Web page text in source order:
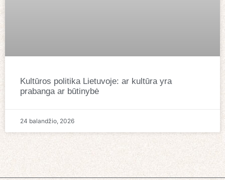
Kultūros politika Lietuvoje: ar kultūra yra
prabanga ar būtinybė
24 balandžio, 2026